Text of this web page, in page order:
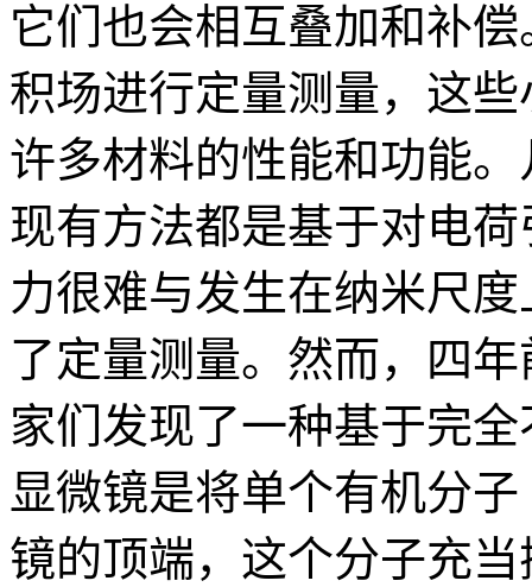
它们也会相互叠加和补
积场进行定量测量，这
许多材料的性能和功能
现有方法都是基于对电
力很难与发生在纳米尺
了定量测量。然而，四
家们发现了一种基于完
显微镜是将单个有机分
镜的顶端，这个分子充